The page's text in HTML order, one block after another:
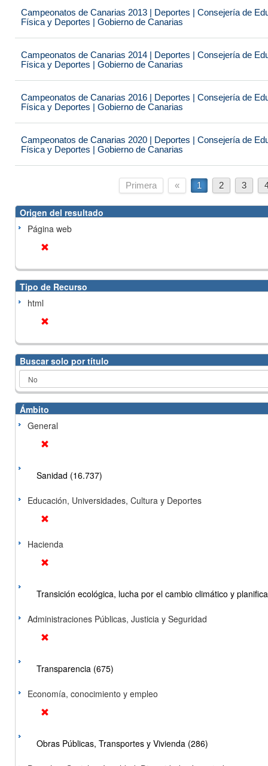
Campeonatos de Canarias 2013 | Deportes | Consejería de
Física y Deportes | Gobierno de Canarias
Campeonatos de Canarias 2014 | Deportes | Consejería de
Física y Deportes | Gobierno de Canarias
Campeonatos de Canarias 2016 | Deportes | Consejería de
Física y Deportes | Gobierno de Canarias
Campeonatos de Canarias 2020 | Deportes | Consejería de
Física y Deportes | Gobierno de Canarias
Primera « 1 2 3
Origen del resultado
Página web
Tipo de Recurso
html
Buscar solo por título
Ámbito
General
Sanidad (16.737)
Educación, Universidades, Cultura y Deportes
Hacienda
Transición ecológica, lucha por el cambio climático y
Administraciones Públicas, Justicia y Seguridad
Transparencia (675)
Economía, conocimiento y empleo
Obras Públicas, Transportes y Vivienda (286)